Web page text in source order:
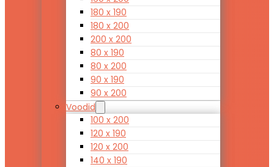
180 x 190
180 x 200
200 x 200
80 x 190
80 x 200
90 x 190
90 x 200
Voodid
100 x 200
120 x 190
120 x 200
140 x 190